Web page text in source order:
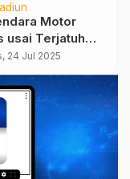
Motor
usai Terjatuh
Truk
24 Jul 2025